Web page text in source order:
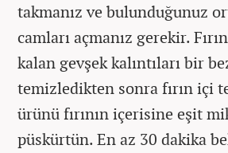
takmanız ve bulunduğunuz
camları açmanız gerekir.
kalan gevşek kalıntıları bir
temizledikten sonra fırın içi
ürünü fırının içerisine eşit
püskürtün. En az 30 dakika